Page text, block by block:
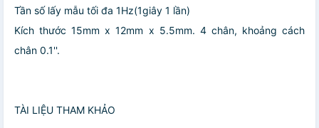
Tần số lấy mẫu tối đa 1Hz(1giây 1 lần)
Kích thước 15mm x 12mm x 5.5mm. 4 chân, khoảng cách
chân 0.1''. ​
TÀI LIỆU THAM KHẢO